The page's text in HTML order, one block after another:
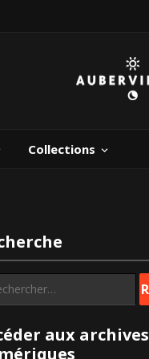
Collections
:
aux archives